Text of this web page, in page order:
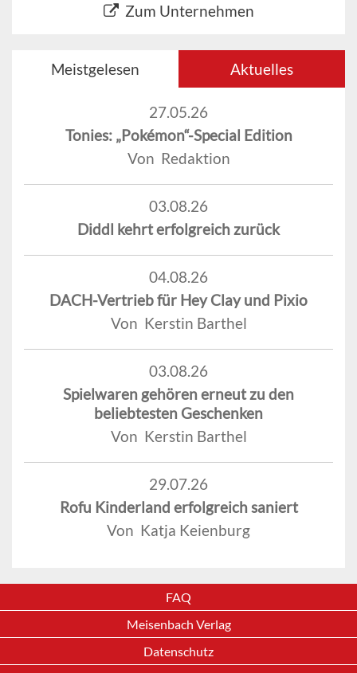
Zum Unternehmen
Meistgelesen Aktuelles
27.05.26
Tonies: „Pokémon“-Special Edition
Von Redaktion
03.08.26
Diddl kehrt erfolgreich zurück
04.08.26
DACH-Vertrieb für Hey Clay und Pixio
Von Kerstin Barthel
03.08.26
Spielwaren gehören erneut zu den
beliebtesten Geschenken
Von Kerstin Barthel
29.07.26
Rofu Kinderland erfolgreich saniert
Von Katja Keienburg
FAQ
Meisenbach Verlag
Datenschutz